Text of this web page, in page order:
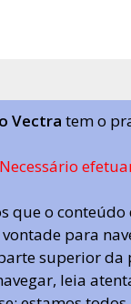
Vectra tem o
Necessário
que o
vontade para
superior da
leia